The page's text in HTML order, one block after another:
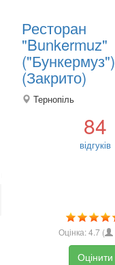
Ресторан
"Bunkermuz"
("Бункермуз")
(Закрито)
Тернопіль
84
відгуків
Оцінка:4.7 (
Оцінити